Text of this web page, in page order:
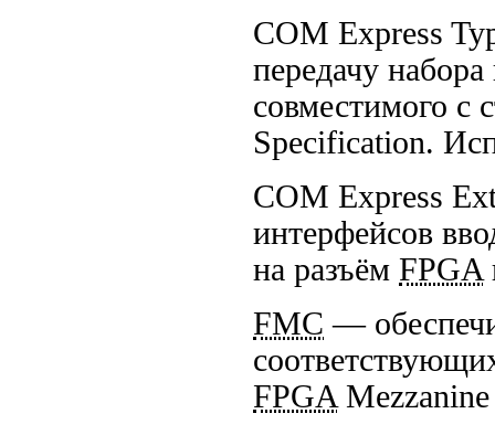
COM Express
передачу
совместимого с
Specification.
COM Express
интерфейсов
на разъём FPGA
FMC —
FPGA